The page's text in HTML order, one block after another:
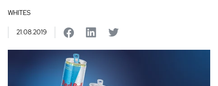
WHITES
21.08.2019